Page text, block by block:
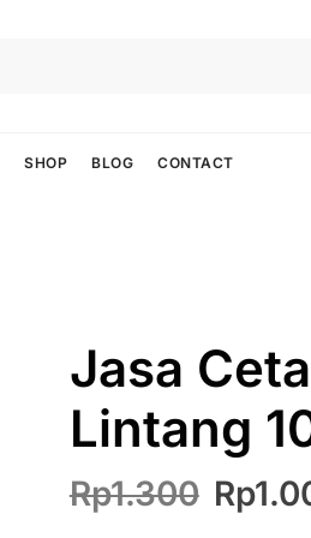
SHOP BLOG CONTACT
Jasa
Lintang
Rp1.300 Harga
aslinya
Rp